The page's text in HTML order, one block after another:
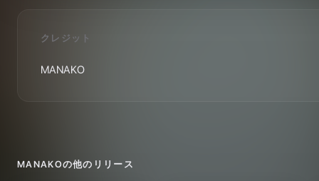
クレジット
MANAKO
MANAKOの他のリリース